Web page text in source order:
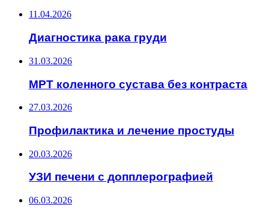
11.04.2026
Диагностика рака груди
31.03.2026
МРТ коленного сустава без контраста
27.03.2026
Профилактика и лечение простуды
20.03.2026
УЗИ печени с допплерографией
06.03.2026